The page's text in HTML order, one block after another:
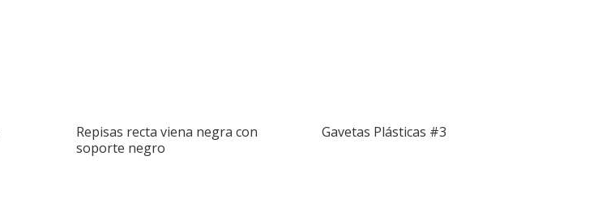
Repisas recta viena negra con
soporte negro
Gavetas Plásticas #3